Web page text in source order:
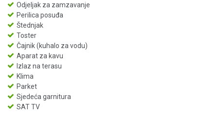
Odjeljak za zamzavanje
Perilica posuđa
Štednjak
Toster
Čajnik (kuhalo za vodu)
Aparat za kavu
Izlaz na terasu
Klima
Parket
Sjedeća garnitura
SAT TV